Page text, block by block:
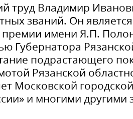
труд Владимир
званий. Он
премии имени Я.П.
Губернатора
подрастающего
Рязанской
Московской
и многими другими